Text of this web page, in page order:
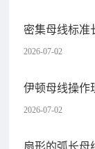
密集母线标准
2026-07-02
伊顿母线操作
2026-07-02
扇形的弧长母